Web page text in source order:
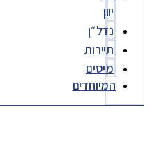
יוון
נדל״ן
תיירות
מיסים
המיוחדים